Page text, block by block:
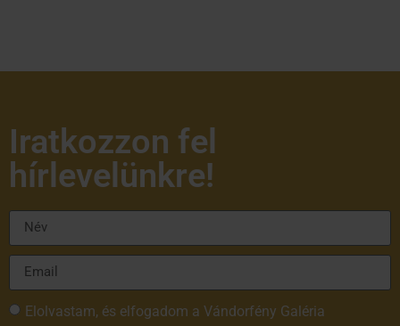
Iratkozzon fel
hírlevelünkre!
Elolvastam, és elfogadom a Vándorfény Galéria